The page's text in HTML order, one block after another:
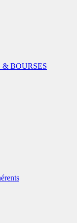
BOURSES